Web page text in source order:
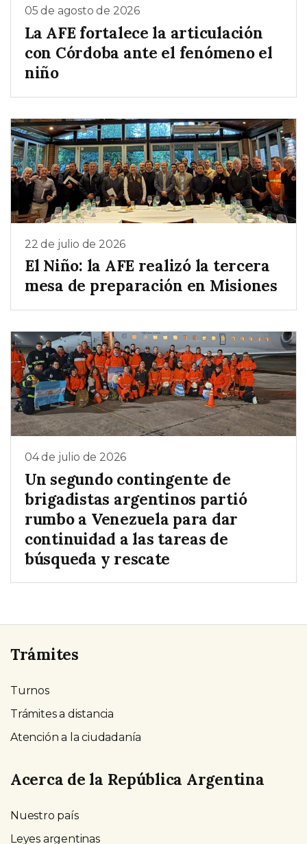
05 de agosto de 2026
La AFE fortalece la articulación
con Córdoba ante el fenómeno el
niño
22 de julio de 2026
El Niño: la AFE realizó la tercera
mesa de preparación en Misiones
04 de julio de 2026
Un segundo contingente de
brigadistas argentinos partió
rumbo a Venezuela para dar
continuidad a las tareas de
búsqueda y rescate
Trámites
Turnos
Trámites a distancia
Atención a la ciudadanía
Acerca de la República Argentina
Nuestro país
Leyes argentinas